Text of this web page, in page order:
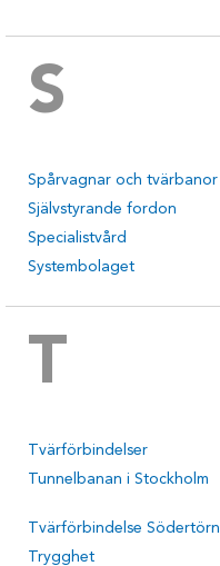
S
Spårvagnar och tvärbanor
Självstyrande fordon
Specialistvård
Systembolaget
T
Tvärförbindelser
Tunnelbanan i Stockholm
Tvärförbindelse Södertörn
Trygghet